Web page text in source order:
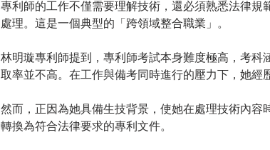
專利師的工作不僅需要理解技術，還必須熟悉法律
處理。這是一個典型的「跨領域整合職業」。
林明璇專利師提到，專利師考試本身難度極高，考
取率並不高。在工作與備考同時進行的壓力下，她經
然而，正因為她具備生技背景，使她在處理技術內
轉換為符合法律要求的專利文件。